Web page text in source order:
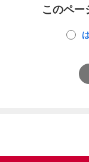
このペー